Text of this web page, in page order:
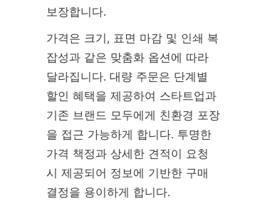
보장합니다.
가격은 크기, 표면 마감 및 인쇄 복
잡성과 같은 맞춤화 옵션에 따라
달라집니다. 대량 주문은 단계별
할인 혜택을 제공하여 스타트업과
기존 브랜드 모두에게 친환경 포장
을 접근 가능하게 합니다. 투명한
가격 책정과 상세한 견적이 요청
시 제공되어 정보에 기반한 구매
결정을 용이하게 합니다.